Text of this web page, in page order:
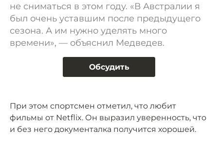
не сниматься в этом году. «В Австралии я
был очень уставшим после предыдущего
сезона. А им нужно уделять много
времени», — объяснил Медведев.
Обсудить
При этом спортсмен отметил, что любит
фильмы от Netflix. Он выразил уверенность, что
и без него документалка получится хорошей.